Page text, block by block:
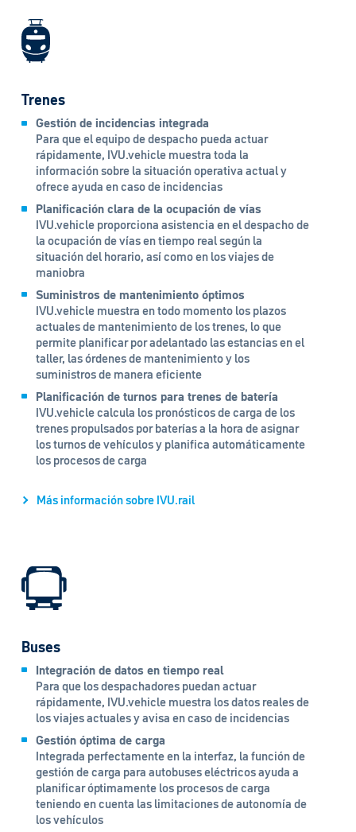
Trenes
Gestión de incidencias integrada
Para que el equipo de despacho pueda actuar
rápidamente, IVU.vehicle muestra toda la
información sobre la situación operativa actual y
ofrece ayuda en caso de incidencias
Planificación clara de la ocupación de vías
IVU.vehicle proporciona asistencia en el despacho de
la ocupación de vías en tiempo real según la
situación del horario, así como en los viajes de
maniobra
Suministros de mantenimiento óptimos
IVU.vehicle muestra en todo momento los plazos
actuales de mantenimiento de los trenes, lo que
permite planificar por adelantado las estancias en el
taller, las órdenes de mantenimiento y los
suministros de manera eficiente
Planificación de turnos para trenes de batería
IVU.vehicle calcula los pronósticos de carga de los
trenes propulsados por baterías a la hora de asignar
los turnos de vehículos y planifica automáticamente
los procesos de carga
Más información sobre IVU.rail
Buses
Integración de datos en tiempo real
Para que los despachadores puedan actuar
rápidamente, IVU.vehicle muestra los datos reales de
los viajes actuales y avisa en caso de incidencias
Gestión óptima de carga
Integrada perfectamente en la interfaz, la función de
gestión de carga para autobuses eléctricos ayuda a
planificar óptimamente los procesos de carga
teniendo en cuenta las limitaciones de autonomía de
los vehículos